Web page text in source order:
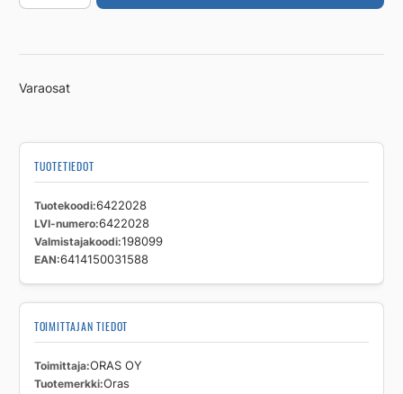
Oras
määrä
Varaosat
TUOTETIEDOT
Tuotekoodi 6422028
LVI-numero 6422028
Valmistajakoodi 198099
EAN 6414150031588
TOIMITTAJAN TIEDOT
Toimittaja ORAS OY
Tuotemerkki Oras